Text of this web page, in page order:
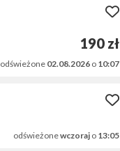
190 zł
odświeżone 02.08.2026 o 10:07
odświeżonewczoraj o 13:05